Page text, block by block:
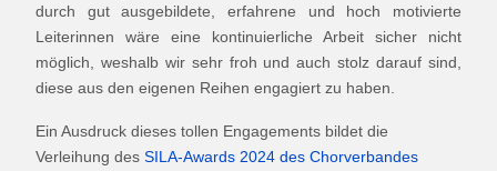
durch gut ausgebildete, erfahrene und hoch motivierte
Leiterinnen wäre eine kontinuierliche Arbeit sicher nicht
möglich, weshalb wir sehr froh und auch stolz darauf sind,
diese aus den eigenen Reihen engagiert zu haben.
Ein Ausdruck dieses tollen Engagements bildet die
Verleihung des SILA-Awards 2024 des Chorverbandes